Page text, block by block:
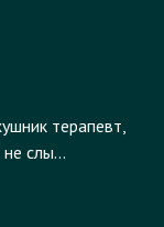
терапевт,
слы...
работал без